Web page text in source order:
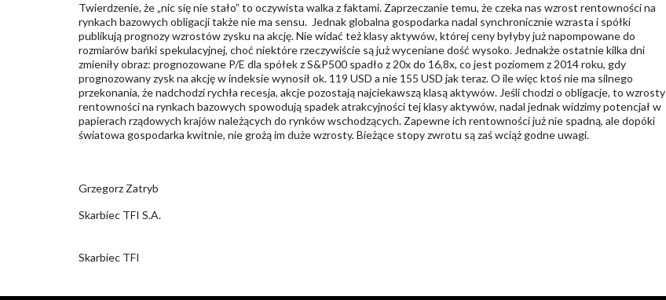
Twierdzenie, że „nic się nie stało” to oczywista walka z faktami. Zaprzeczanie temu, że czeka nas wzrost rentowności na
rynkach bazowych obligacji także nie ma sensu. Jednak globalna gospodarka nadal synchronicznie wzrasta i spółki
publikują prognozy wzrostów zysku na akcję. Nie widać też klasy aktywów, której ceny byłyby już napompowane do
rozmiarów bańki spekulacyjnej, choć niektóre rzeczywiście są już wyceniane dość wysoko. Jednakże ostatnie kilka dni
zmieniły obraz: prognozowane P/E dla spółek z S&P500 spadło z 20x do 16,8x, co jest poziomem z 2014 roku, gdy
prognozowany zysk na akcję w indeksie wynosił ok. 119 USD a nie 155 USD jak teraz. O ile więc ktoś nie ma silnego
przekonania, że nadchodzi rychła recesja, akcje pozostają najciekawszą klasą aktywów. Jeśli chodzi o obligacje, to wzrosty
rentowności na rynkach bazowych spowodują spadek atrakcyjności tej klasy aktywów, nadal jednak widzimy potencjał w
papierach rządowych krajów należących do rynków wschodzących. Zapewne ich rentowności już nie spadną, ale dopóki
światowa gospodarka kwitnie, nie grożą im duże wzrosty. Bieżące stopy zwrotu są zaś wciąż godne uwagi.
Grzegorz Zatryb
Skarbiec TFI S.A.
Skarbiec TFI